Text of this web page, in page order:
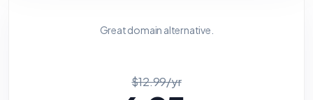
Great domain alternative.
$12.99/yr